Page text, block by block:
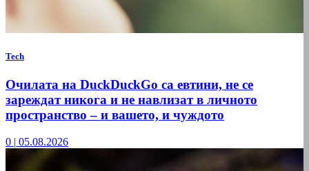
Tech
Очилата на DuckDuckGo са евтини, не се
зареждат никога и не навлизат в личното
пространство – и вашето, и чуждото
0 | 05.08.2026